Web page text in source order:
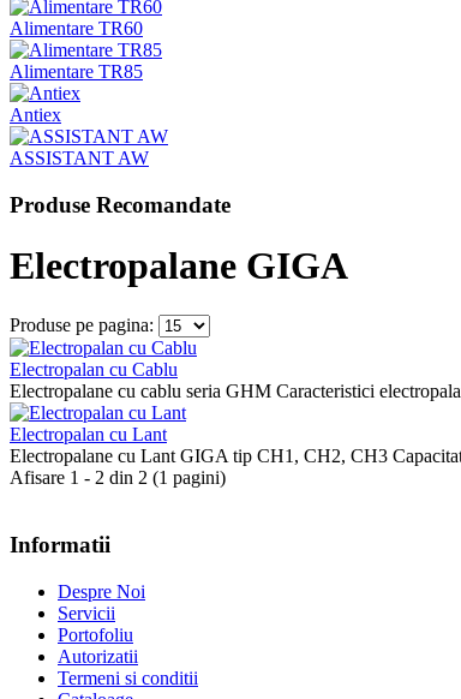
Alimentare TR60
Alimentare TR85
Antiex
ASSISTANT AW
Produse Recomandate
Electropalane GIGA
Produse pe pagina:
Electropalan cu Cablu
Electropalane cu cablu seria GHM Caracteristici
Electropalan cu Lant
Electropalane cu Lant GIGA tip CH1, CH2, CH3
Afisare 1 - 2 din 2 (1 pagini)
Informatii
Despre Noi
Servicii
Portofoliu
Autorizatii
Termeni si conditii